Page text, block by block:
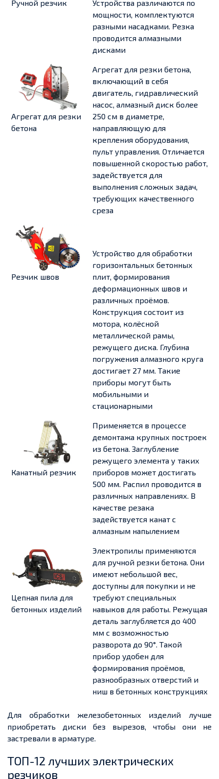
Ручной резчик
Устройства различаются по
мощности, комплектуются
разными насадками. Резка
проводится алмазными
дисками
Агрегат для резки
бетона
Агрегат для резки бетона,
включающий в себя
двигатель, гидравлический
насос, алмазный диск более
250 см в диаметре,
направляющую для
крепления оборудования,
пульт управления. Отличается
повышенной скоростью работ,
задействуется для
выполнения сложных задач,
требующих качественного
среза
Резчик швов
Устройство для обработки
горизонтальных бетонных
плит, формирования
деформационных швов и
различных проёмов.
Конструкция состоит из
мотора, колёсной
металлической рамы,
режущего диска. Глубина
погружения алмазного круга
достигает 27 мм. Такие
приборы могут быть
мобильными и
стационарными
Канатный резчик
Применяется в процессе
демонтажа крупных построек
из бетона. Заглубление
режущего элемента у таких
приборов может достигать
500 мм. Распил проводится в
различных направлениях. В
качестве резака
задействуется канат с
алмазным напылением
Цепная пила для
бетонных изделий
Электропилы применяются
для ручной резки бетона. Они
имеют небольшой вес,
доступны для покупки и не
требуют специальных
навыков для работы. Режущая
деталь заглубляется до 400
мм с возможностью
разворота до 90°. Такой
прибор удобен для
формирования проёмов,
разнообразных отверстий и
ниш в бетонных конструкциях
Для обработки железобетонных изделий лучше
приобретать диски без вырезов, чтобы они не
застревали в арматуре.
ТОП-12 лучших электрических
резчиков